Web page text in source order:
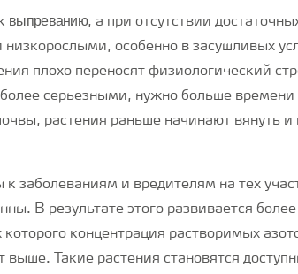
выпреванию, а при отсутствии
низкорослыми, особенно в засушливых
плохо переносят физиологический
серьезными, нужно больше времени
растения раньше начинают вянуть и
заболеваниям и вредителям на тех
В результате этого развивается
концентрация растворимых
выше. Такие растения становятся